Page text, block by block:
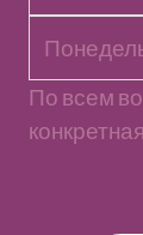
По всем